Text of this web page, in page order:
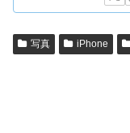
写真 iPhone